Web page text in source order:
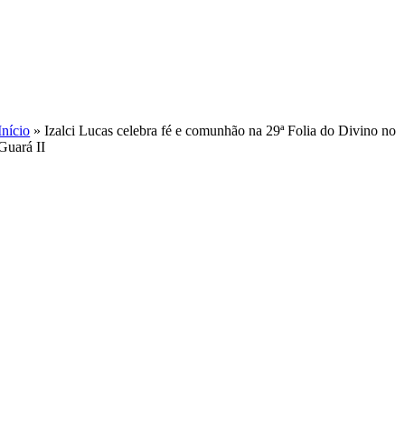
»Izalci Lucas celebra fé e comunhão na 29ª Folia do Divino no
II